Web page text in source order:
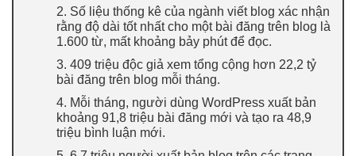
2. Số liệu thống kê của ngành viết blog xác nhận
rằng độ dài tốt nhất cho một bài đăng trên blog là
1.600 từ, mất khoảng bảy phút để đọc.
3. 409 triệu độc giả xem tổng cộng hơn 22,2 tỷ
bài đăng trên blog mỗi tháng.
4. Mỗi tháng, người dùng WordPress xuất bản
khoảng 91,8 triệu bài đăng mới và tạo ra 48,9
triệu bình luận mới.